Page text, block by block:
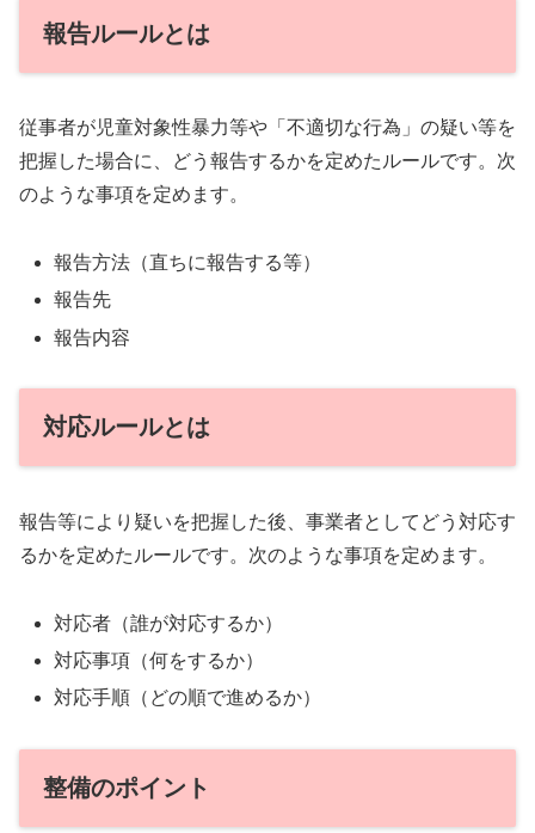
報告ルールとは
従事者が児童対象性暴力等や「不適切な行為」の疑い等を
把握した場合に、どう報告するかを定めたルールです。次
のような事項を定めます。
報告方法（直ちに報告する等）
報告先
報告内容
対応ルールとは
報告等により疑いを把握した後、事業者としてどう対応す
るかを定めたルールです。次のような事項を定めます。
対応者（誰が対応するか）
対応事項（何をするか）
対応手順（どの順で進めるか）
整備のポイント